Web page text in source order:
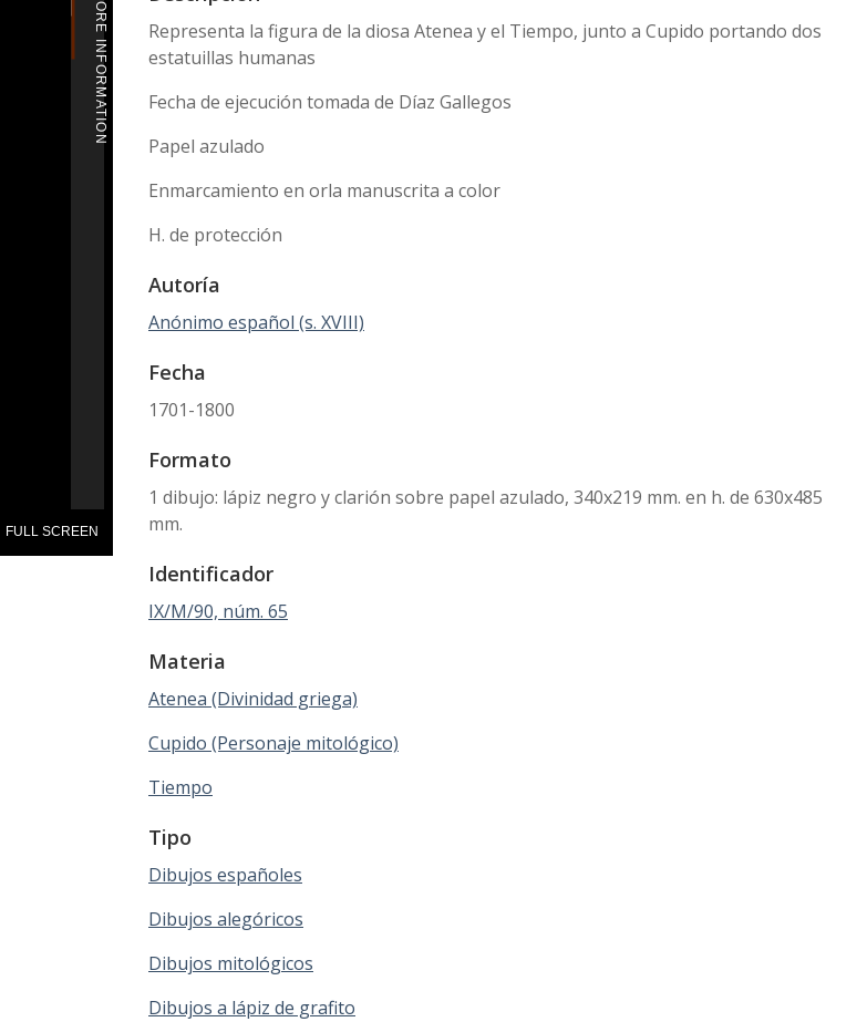
MORE INFORMATION
FULL SCREEN
FULL SCREEN
Representa la figura de la diosa Atenea y el Tiempo, junto a Cupido portando dos
estatuillas humanas
Fecha de ejecución tomada de Díaz Gallegos
Papel azulado
Enmarcamiento en orla manuscrita a color
H. de protección
Autoría
Anónimo español (s. XVIII)
Fecha
1701-1800
Formato
1 dibujo: lápiz negro y clarión sobre papel azulado, 340x219 mm. en h. de 630x485
mm.
Identificador
IX/M/90, núm. 65
Materia
Atenea (Divinidad griega)
Cupido (Personaje mitológico)
Tiempo
Tipo
Dibujos españoles
Dibujos alegóricos
Dibujos mitológicos
Dibujos a lápiz de grafito